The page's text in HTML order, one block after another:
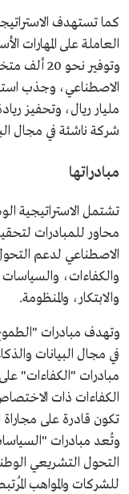
العاملة على المهارات
وتوفير
شركة ناشئة في مجال
مبادراتها
تشتمل الاستراتيجية
محاور للمبادرات
الاصطناعي لدعم
والكفاءات، والسياسات
والابتكار، والمنظومة.
وتهدف مبادرات
في مجال البيانات
مبادرات "الكفاءات"
الكفاءات ذات
تكون قادرة على مجاراة
وتُعد مبادرات
التحول التشريعي
للشركات والمواهب